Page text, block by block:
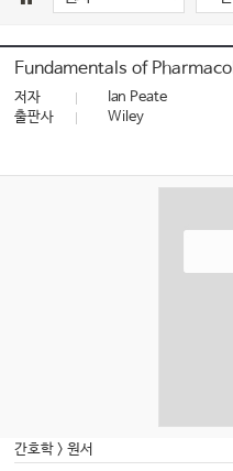
Fundamentals of
저자
Ian Peate
출판사
Wiley
간호학 >원서